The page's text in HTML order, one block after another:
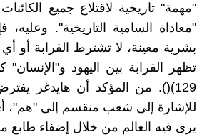
"مهمة" تاريخية لاقتلاع جميع
"معاداة السامية التاريخية".
بشرية معينة، لا تشترط القرابة
129)(). من المؤكد أن هايدغر
للإشارة إلى شعب منقسم إلى "هم"،
يرى فيه العالم من خلال إضفاء